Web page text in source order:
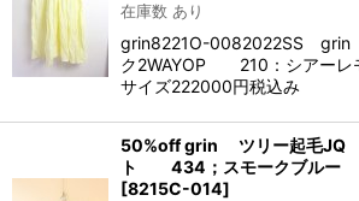
在庫数 あり
grin8221O-0082022SS grin
ク2WAYOP 210：シアーレ
サイズ222000円税込み
50%off grin ツリー起毛JQ
ト 434；スモークブルー
[8215C-014]